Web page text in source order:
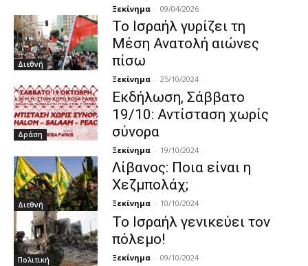
Ξεκίνημα - 09/04/2026
Διεθνή
Το Ισραήλ γυρίζει τη
Μέση Ανατολή αιώνες
πίσω
Ξεκίνημα - 25/10/2024
Δράση
Εκδήλωση, Σάββατο
19/10: Αντίσταση χωρίς
σύνορα
Ξεκίνημα - 19/10/2024
Διεθνή
Λίβανος: Ποια είναι η
Χεζμπολάχ;
Ξεκίνημα - 10/10/2024
Πολιτική
Το Ισραήλ γενικεύει τον
πόλεμο!
Ξεκίνημα - 09/10/2024